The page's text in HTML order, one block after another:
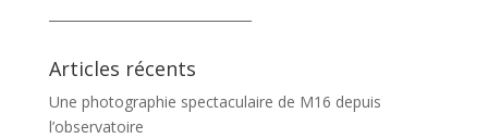
Articles récents
Une photographie spectaculaire de M16 depuis
l’observatoire